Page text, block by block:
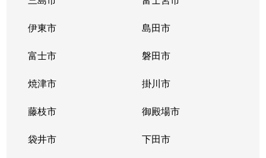
伊東市 島田市
富士市 磐田市
焼津市 掛川市
藤枝市 御殿場市
袋井市 下田市